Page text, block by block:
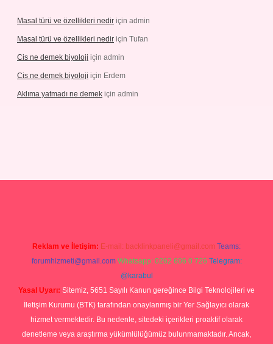
Masal türü ve özellikleri nedir için admin
Masal türü ve özellikleri nedir için Tufan
Cis ne demek biyoloji için admin
Cis ne demek biyoloji için Erdem
Aklıma yatmadı ne demek için admin
Reklam ve İletişim: E-mail: backlinkpaneli@gmail.com Teams:
forumhizmeti@gmail.com Whatsapp: 0262 606 0 726 Telegram:
@karabul
Yasal Uyarı: Sitemiz, 5651 Sayılı Kanun gereğince Bilgi Teknolojileri ve
İletişim Kurumu (BTK) tarafından onaylanmış bir Yer Sağlayıcı olarak
hizmet vermektedir. Bu nedenle, sitedeki içerikleri proaktif olarak
denetleme veya araştırma yükümlülüğümüz bulunmamaktadır. Ancak,